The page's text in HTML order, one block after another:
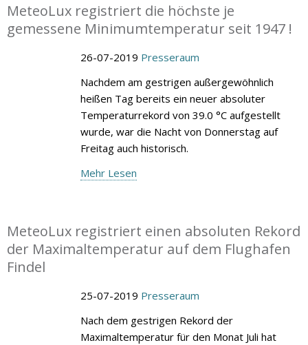
MeteoLux registriert die höchste je
gemessene Minimumtemperatur seit 1947 !
26-07-2019 Presseraum
Nachdem am gestrigen außergewöhnlich
heißen Tag bereits ein neuer absoluter
Temperaturrekord von 39.0 °C aufgestellt
wurde, war die Nacht von Donnerstag auf
Freitag auch historisch.
Mehr Lesen
MeteoLux registriert einen absoluten Rekord
der Maximaltemperatur auf dem Flughafen
Findel
25-07-2019 Presseraum
Nach dem gestrigen Rekord der
Maximaltemperatur für den Monat Juli hat